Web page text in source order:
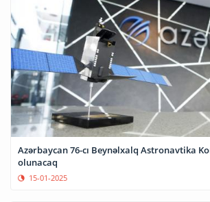
Azərbaycan 76-cı Beynəlxalq Astronavtika
olunacaq
15-01-2025